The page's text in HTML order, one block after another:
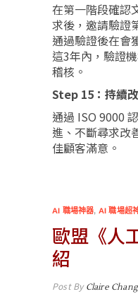
在第一階段確認
求後，邀請驗證
通過驗證後在會
這3年內，驗證
稽核。
Step 15：持續
通過 ISO 9000
進、不斷尋求改
佳顧客滿意。
AI 職場神器, AI 職場超
歐盟《人
紹
Post ByClaire Chang